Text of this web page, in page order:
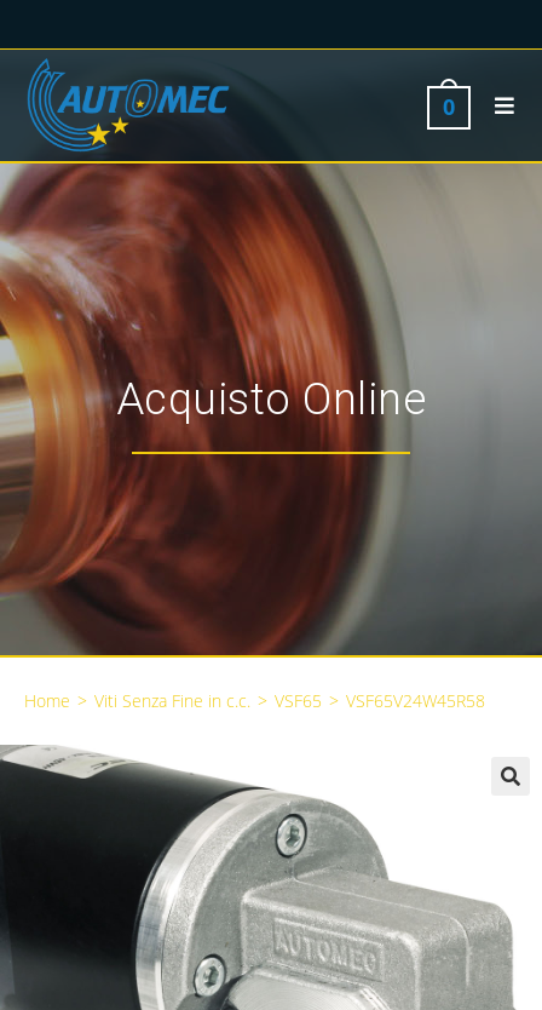
0
Acquisto Online
Home > Viti Senza Fine in c.c. > VSF65 > VSF65V24W45R58